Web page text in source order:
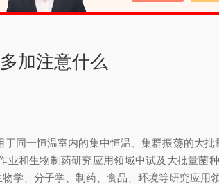
加注意什么
同一恒温室内的集中恒温、集群振荡的大
和生物制药研究应用领域中试及大批量
学、分子学、制药、食品、环境等研究应用